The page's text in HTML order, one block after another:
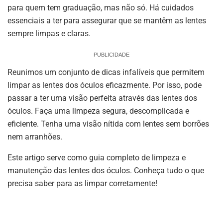
para quem tem graduação, mas não só. Há cuidados
essenciais a ter para assegurar que se mantêm as lentes
sempre limpas e claras.
PUBLICIDADE
Reunimos um conjunto de dicas infalíveis que permitem
limpar as lentes dos óculos eficazmente. Por isso, pode
passar a ter uma visão perfeita através das lentes dos
óculos. Faça uma limpeza segura, descomplicada e
eficiente. Tenha uma visão nítida com lentes sem borrões
nem arranhões.
Este artigo serve como guia completo de limpeza e
manutenção das lentes dos óculos. Conheça tudo o que
precisa saber para as limpar corretamente!